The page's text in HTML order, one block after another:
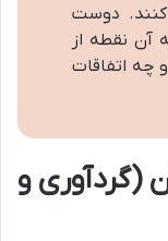
کنند. دوست
آن نقطه از
چه اتفاقات
(گردآوری و